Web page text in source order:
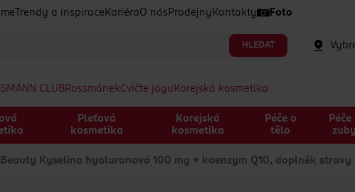
Trendy a inspirace Kariéra O nás Prodejny Kontakty Foto
HLEDAT
CLUBRossmánekCvičte jógu Korejská kosmetika
Pleťová
kosmetika
Korejská
kosmetika
Péče o
tělo
Péče
zuby
Beauty Kyselina hyaluronová 100 mg + koenzym Q10, doplněk stravy